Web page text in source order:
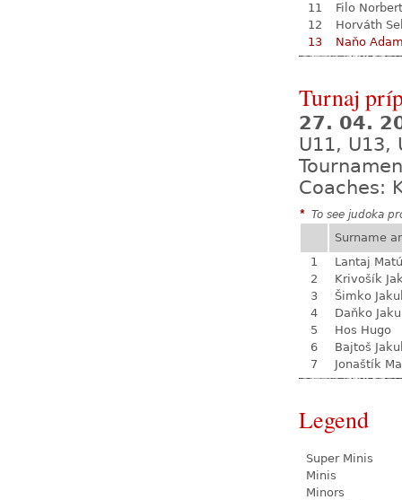
11
Filo Norbert
12
Horváth
13
Naňo
Turnaj
27. 04.
U11, U13,
Coaches:
* To see judoka
Surname
1
Lantaj
2
Krivošík
3
Šimko
4
Daňko
5
Hos Hugo
6
Bajtoš
7
Jonaštík
Legend
Super Minis
Minis
Minors